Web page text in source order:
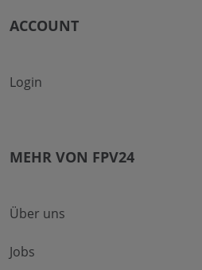
ACCOUNT
Login
MEHR VON FPV24
Über uns
Jobs